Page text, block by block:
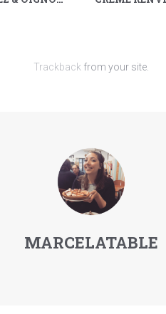
Trackback from your site.
MARCELATABLE